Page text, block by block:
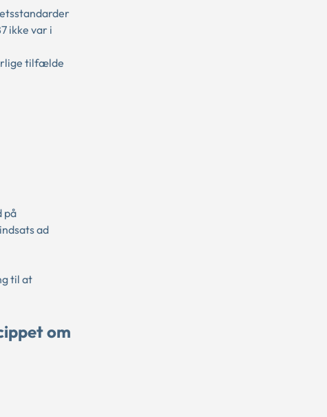
ikke var i
tilfælde
på
ad
til at
om